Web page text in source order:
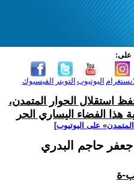
على:
الفيسبوك التويتر اليوتيوب
استقلال الحوار المتمدن،
هذا الفضاء اليساري الحر
على اليوتيوب]
حاجم البدري
ة